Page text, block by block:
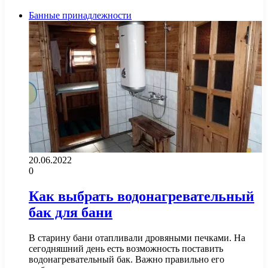
Банные принадлежности
20.06.2022
0
Как выбрать водонагревательный
бак для бани
В старину бани отапливали дровяными печками. На
сегодняшний день есть возможность поставить
водонагревательный бак. Важно правильно его